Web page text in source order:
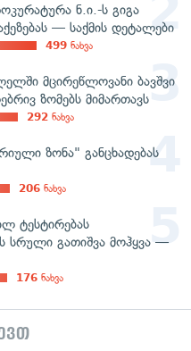
ნ.ი.-ს გიგა
— საქმის დეტალები
499 ნახვა
მცირეწლოვანი ბავშვი
ზომებს მიმართავს
292 ნახვა
ზონა" განცხადებას
206 ნახვა
ტესტირებას
სრული გათიშვა მოჰყვა —
176 ნახვა